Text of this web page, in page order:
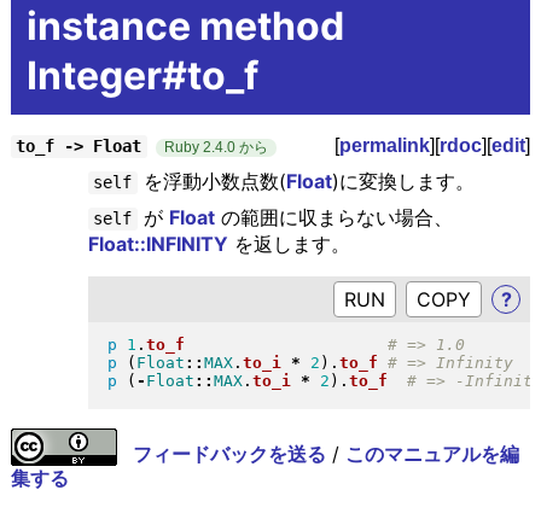
instance method
Integer#to_f
to_f -> Float Ruby 2.4.0 から [permalink][rdoc][edit]
self を浮動小数点数(Float)に変換します。
self が Floatの範囲に収まらない場合、
Float::INFINITY を返します。
RUN ?
p 1 . to_f
p
( Float :: MAX. to_i * 2 ) . to_f
# => Infinity
p
( - Float :: MAX. to_i * 2 ) . to_f
フィードバックを送る / このマニュアルを編
集する